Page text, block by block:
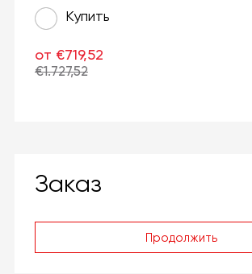
Купить
от €719,52
€1.727,52
Заказ
Продолжить